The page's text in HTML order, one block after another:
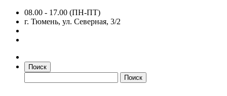
08.00 - 17.00 (ПН-ПТ)
г. Тюмень, ул. Северная, 3/2
Поиск